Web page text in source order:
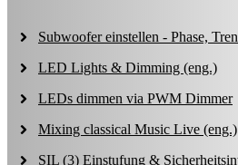
Subwoofer einstellen - Phase,
LED Lights & Dimming (eng.)
LEDs dimmen via PWM Dimmer
Mixing classical Music Live (eng.)
SIL (3) Einstufung &